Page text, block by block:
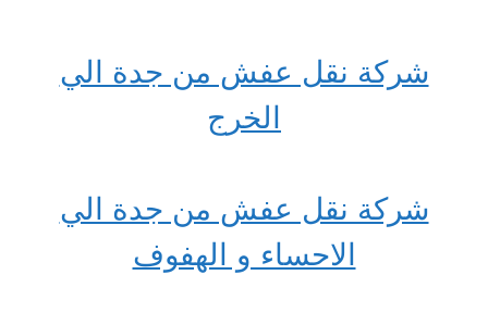
شركة نقل عفش من جدة الي
الخرج
شركة نقل عفش من جدة الي
الاحساء و الهفوف